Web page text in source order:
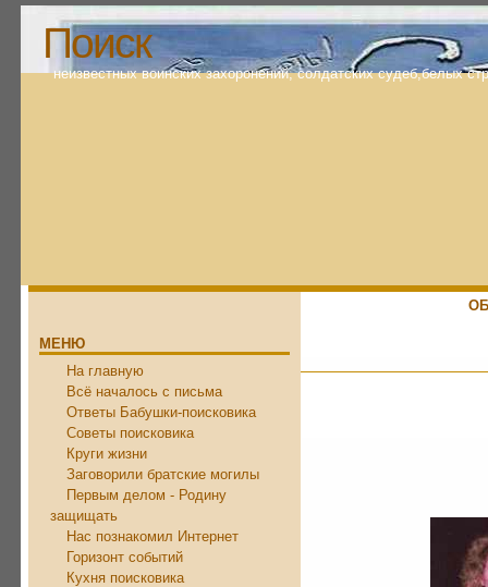
Поиск
неизвестных воинских захоронений, солдатских судеб,белых
МЕНЮ
На главную
Всё началось с письма
Ответы Бабушки-поисковика
Советы поисковика
Круги жизни
Заговорили братские могилы
Первым делом - Родину
защищать
Нас познакомил Интернет
Горизонт событий
Кухня поисковика